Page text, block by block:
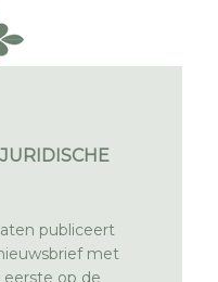
publiceert
met
eerste op de